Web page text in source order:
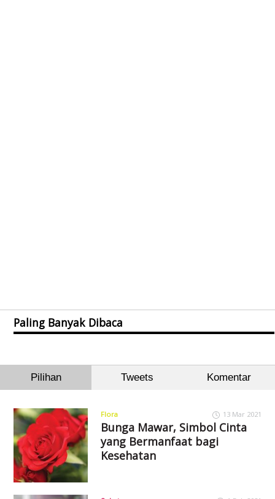
Paling Banyak Dibaca
Pilihan Tweets Komentar
Flora 13 Mar 2021
Bunga Mawar, Simbol Cinta
yang Bermanfaat bagi
Kesehatan